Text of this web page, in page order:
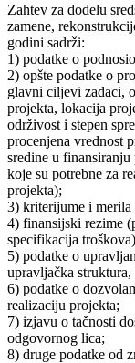
Zahtev za dodelu
zamene,
godini sadrži:
1) podatke o
2) opšte podatke o
glavni ciljevi zadaci,
projekta, lokacija
održivost i stepen
procenjena vrednost
sredine u
koje su potrebne za
projekta);
3) kriterijume i
4) finansijski rezime
specifikacija
5) podatke o
upravljačka
6) podatke o
realizaciju projekta;
7) izjavu o tačnosti
odgovornog lica;
8) druge podatke od